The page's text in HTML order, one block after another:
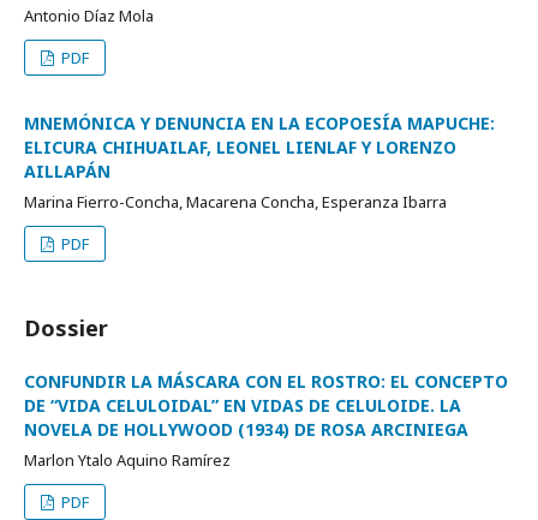
Antonio Díaz Mola
PDF
MNEMÓNICA Y DENUNCIA EN LA ECOPOESÍA MAPUCHE:
ELICURA CHIHUAILAF, LEONEL LIENLAF Y LORENZO
AILLAPÁN
Marina Fierro-Concha, Macarena Concha, Esperanza Ibarra
PDF
Dossier
CONFUNDIR LA MÁSCARA CON EL ROSTRO: EL CONCEPTO
DE “VIDA CELULOIDAL” EN VIDAS DE CELULOIDE. LA
NOVELA DE HOLLYWOOD (1934) DE ROSA ARCINIEGA
Marlon Ytalo Aquino Ramírez
PDF